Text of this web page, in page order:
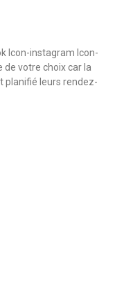
Icon-instagram Icon-
votre choix car la
planifié leurs rendez-